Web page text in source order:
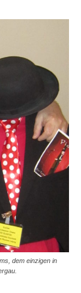
dem einzigen in